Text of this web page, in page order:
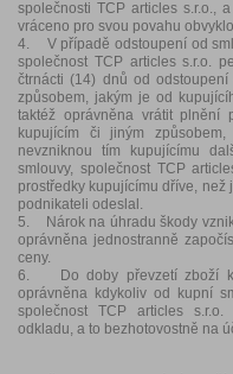
společnosti TCP articles s.r.o.,
vráceno pro svou povahu
4. V případě odstoupení od
společnost TCP articles s.r.o.
čtrnácti (14) dnů od
způsobem, jakým je od
taktéž oprávněna vrátit plnění
kupujícím či jiným
nevzniknou tím kupujícímu
smlouvy, společnost TCP
prostředky kupujícímu dříve,
podnikateli odeslal.
5. Nárok na úhradu škody
oprávněna jednostranně
ceny.
6. Do doby převzetí zboží
oprávněna kdykoliv od kupní
společnost TCP articles
odkladu, a to bezhotovostně na